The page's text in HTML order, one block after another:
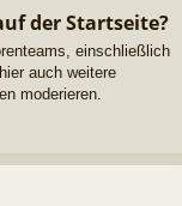
der Startseite?
einschließlich
auch weitere
moderieren.